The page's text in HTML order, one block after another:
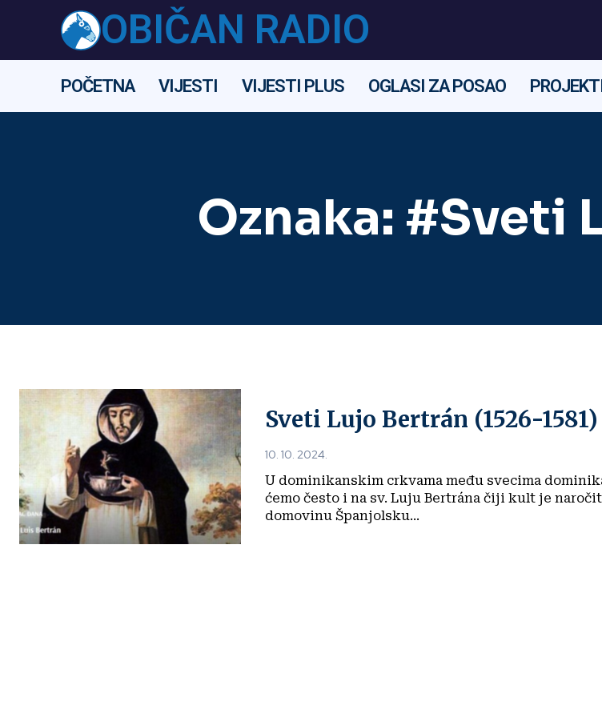
OBIČAN RADIO
POČETNA VIJESTI VIJESTI PLUS OGLASI ZA POSAO
Oznaka: #Sveti
Sveti Lujo Bertrán (1526-1581)
10. 10. 2024.
U dominikanskim crkvama među svecima
ćemo često i na sv. Luju Bertrána čiji kult je
domovinu Španjolsku...